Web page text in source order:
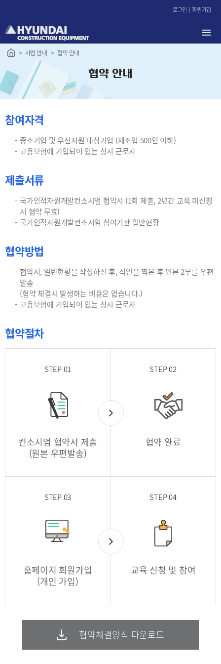
로
가
로그인 회원가입
사업 안내 협약 안내
협약 안내
참여자격
중소기업 및 우선지원 대상기업 (제조업 500인 이하)
고용보험에 가입되어 있는 상시 근로자
제출서류
국가인적자원개발컨소시엄 협약서 (1회 제출, 2년간 교육 미신청
시 협약 무효)
국가인적자원개발컨소시엄 참여기관 일반현황
협약방법
협약서, 일반현황을 작성하신 후, 직인을 찍은 후 원본 2부를 우편
발송
(협약 체결시 발생하는 비용은 없습니다.)
고용보험에 가입되어 있는 상시 근로자
협약절차
STEP 01
컨소시엄 협약서 제출
(원본 우편발송)
STEP 02
협약 완료
STEP 03
홈페이지 회원가입
(개인 가입)
STEP 04
교육 신청 및 참여
협약체결양식 다운로드